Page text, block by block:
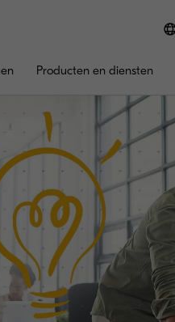
Producten en diensten